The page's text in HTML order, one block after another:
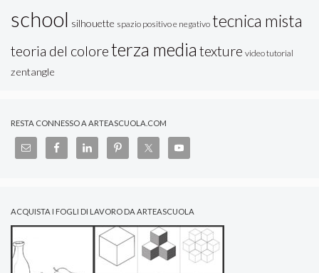
school silhouette spazio positivo e negativo tecnica mista
teoria del coloreterza media texture video tutorial
zentangle
RESTA CONNESSO A ARTEASCUOLA.COM
ACQUISTA I FOGLI DI LAVORO DA ARTEASCUOLA